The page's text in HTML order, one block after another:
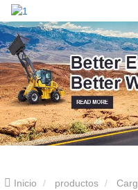
Inicio productos